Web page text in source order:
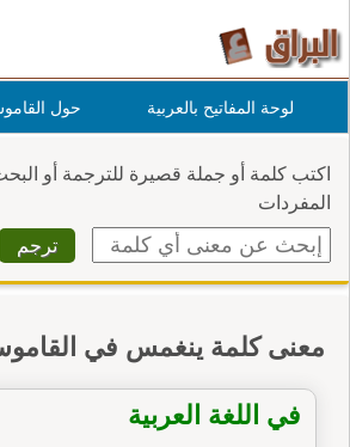
لوحة المفاتيح بالعربية حول
اكتب كلمة أو جملة قصيرة للترجمة أو
المفردات
معنى كلمة ينغمس في
في اللغة العربية